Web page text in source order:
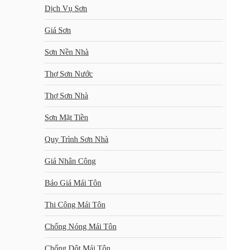
Dịch Vụ Sơn
Giá Sơn
Sơn Nền Nhà
Thợ Sơn Nước
Thợ Sơn Nhà
Sơn Mặt Tiền
Quy Trình Sơn Nhà
Giá Nhân Công
Báo Giá Mái Tôn
Thi Công Mái Tôn
Chống Nóng Mái Tôn
Chống Dột Mái Tôn